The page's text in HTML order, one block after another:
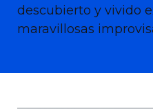
descubierto y vivido
maravillosas